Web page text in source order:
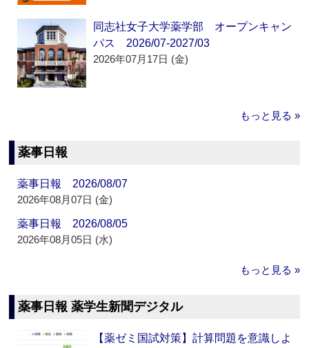
同志社女子大学薬学部 オープンキャン
パス 2026/07-2027/03
2026年07月17日 (金)
もっと見る »
薬事日報
薬事日報 2026/08/07
2026年08月07日 (金)
薬事日報 2026/08/05
2026年08月05日 (水)
もっと見る »
薬事日報 薬学生新聞デジタル
【薬ゼミ国試対策】計算問題を意識しよ